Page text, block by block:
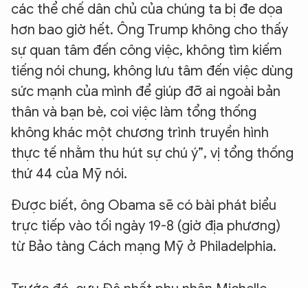
các thể chế dân chủ của chúng ta bị đe dọa
hơn bao giờ hết. Ông Trump không cho thấy
sự quan tâm đến công việc, không tìm kiếm
tiếng nói chung, không lưu tâm đến việc dùng
sức mạnh của mình để giúp đỡ ai ngoài bản
thân và bạn bè, coi việc làm tổng thống
không khác một chương trình truyền hình
thực tế nhằm thu hút sự chú ý”, vị tổng thống
thứ 44 của Mỹ nói.
Được biết, ông Obama sẽ có bài phát biểu
trực tiếp vào tối ngày 19-8 (giờ địa phương)
từ Bảo tàng Cách mạng Mỹ ở Philadelphia.